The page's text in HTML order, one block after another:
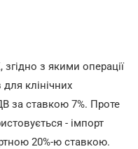
з якими операції
клінічних
за ставкою 7%. Проте
- імпорт
20%-ю ставкою.